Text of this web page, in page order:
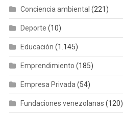
Conciencia ambiental (221)
Deporte (10)
Educación (1.145)
Emprendimiento (185)
Empresa Privada (54)
Fundaciones venezolanas (120)